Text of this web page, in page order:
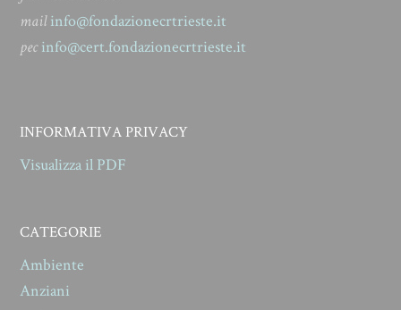
mailinfo@fondazionecrtrieste.it
pecinfo@cert.fondazionecrtrieste.it
INFORMATIVA PRIVACY
Visualizza il PDF
CATEGORIE
Ambiente
Anziani